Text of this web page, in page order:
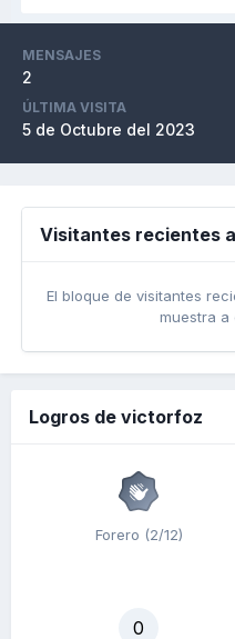
MENSAJES
2
ÚLTIMA VISITA
5 de Octubre del 2023
Visitantes recientes
El bloque de visitantes
muestra a
Logros de victorfoz
Forero (2/12)
0